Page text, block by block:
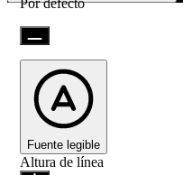
Fuente legible
Altura de línea